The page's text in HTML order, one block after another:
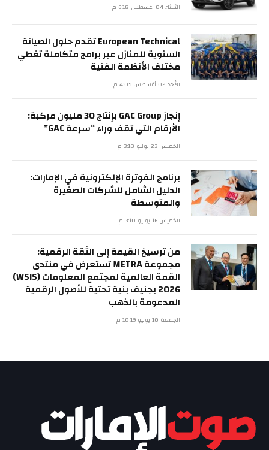
الثلاثاء 04 أغسطس 6:18 م
European Technical تقدم حلول الصيانة
السنوية للمنازل عبر برامج متكاملة تغطي
مختلف الأنظمة الفنية
الأحد 02 أغسطس 4:09 م
إنجاز GAC Group بإنتاج 30 مليون مركبة:
الأرقام التي تقف وراء “سرعة GAC”
الخميس 23 يوليو 3:10 م
برنامج الفوترة الإلكترونية في الإمارات:
الدليل الشامل للشركات الصغيرة
والمتوسطة
الخميس 16 يوليو 3:10 م
من ترسيخ القيمة إلى الثقة الرقمية:
مجموعة METRA تستعرض في منتدى
القمة العالمية لمجتمع المعلومات (WSIS)
2026 بجنيف بنية تحتية للأصول الرقمية
المدعومة بالذهب
الجمعة 10 يوليو 10:19 م